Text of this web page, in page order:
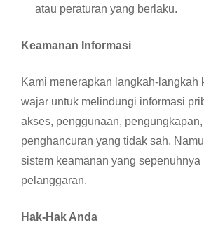
atau peraturan yang berlaku.
Keamanan Informasi
Kami menerapkan langkah-langkah
wajar untuk melindungi informasi
akses, penggunaan,
penghancuran yang tidak sah.
sistem keamanan yang sepenuhnya
pelanggaran.
Hak-Hak Anda